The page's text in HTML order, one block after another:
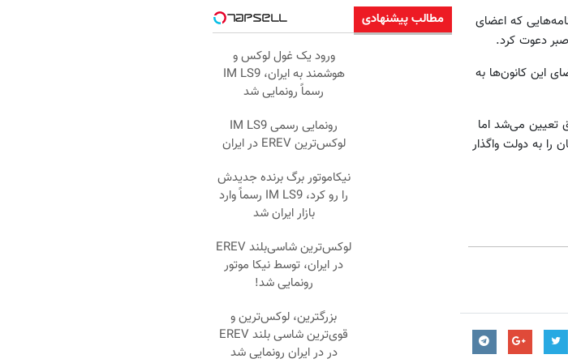
که اعضای
دعوت کرد.
این کانون‌ها به
تعیین می‌شد اما
را به دولت واگذار
مطالب پیشنهادی
ورود یک غول لوکس و
هوشمند به ایران، IM LS9
رسماً رونمایی شد
رونمایی رسمی IM LS9
لوکس‌ترین EREV در ایران
نیکاموتور برگ برنده جدیدش
را رو کرد، IM LS9 رسماً وارد
بازار ایران شد
لوکس‌ترین شاسی‌بلند EREV
در ایران، توسط نیکا موتور
رونمایی شد!
بزرگترین، لوکس‌ترین و
قوی‌ترین شاسی بلند EREV
در در ایران رونمایی شد